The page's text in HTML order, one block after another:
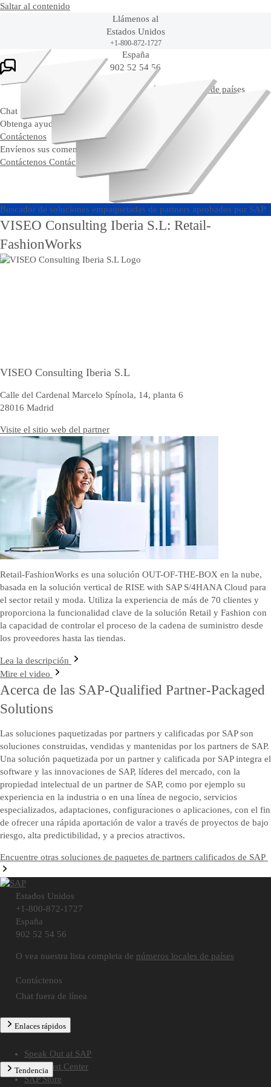
Saltar al contenido
Llámenos al
Estados Unidos
+1-800-872-1727
España
902 52 54 56
O vea nuestra lista completa denúmeros locales de países
Chat fuera de línea
Obtenga ayuda en vivo y chatee con un representante de SAP.
Contáctenos
Envíenos sus comentarios, preguntas o feedback.
Contáctenos Contáctenos
Buscador de soluciones empaquetadas de partners aprobados por SAP
VISEO Consulting Iberia S.L: Retail-
FashionWorks
VISEO Consulting Iberia S.L
Calle del Cardenal Marcelo Spínola, 14, planta 6
28016 Madrid
Visite el sitio web del partner
Retail-FashionWorks es una solución OUT-OF-THE-BOX en la nube,
basada en la solución vertical de RISE with SAP S/4HANA Cloud para
el sector retail y moda. Utiliza la experiencia de más de 70 clientes y
proporciona la funcionalidad clave de la solución Retail y Fashion con
la capacidad de controlar el proceso de la cadena de suministro desde
los proveedores hasta las tiendas.
Lea la descripción
Mire el video
Acerca de las SAP-Qualified Partner-Packaged
Solutions
Las soluciones paquetizadas por partners y calificadas por SAP son
soluciones construidas, vendidas y mantenidas por los partners de SAP.
Una solución paquetizada por un partner y calificada por SAP integra el
software y las innovaciones de SAP, líderes del mercado, con la
propiedad intelectual de un partner de SAP, como por ejemplo su
experiencia en la industria o en una línea de negocio, servicios
especializados, adaptaciones, configuraciones o aplicaciones, con el fin
de ofrecer una rápida aportación de valor a través de proyectos de bajo
riesgo, alta predictibilidad, y a precios atractivos.
Encuentre otras soluciones de paquetes de partners calificados de SAP
Estados Unidos
+1-800-872-1727
España
902 52 54 56
O vea nuestra lista completa de números locales de países
Contáctenos
Chat fuera de línea
Enlaces rápidos
Speak Out at SAP
SAP Trust Center
SAP Store
Tendencia